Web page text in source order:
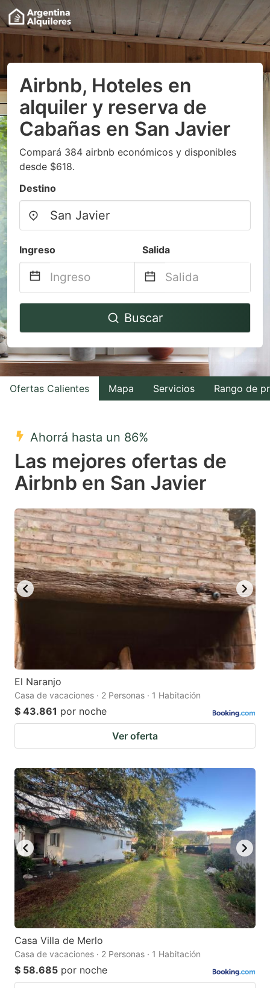
Airbnb, Hoteles en
alquiler y reserva de
Cabañas en San Javier
Compará 384 airbnb económicos y disponibles
desde $618.
Destino
Ingreso Salida
Navigate
to
interact
with
the
select
a
date.
the
question
mark
key
to
for
changing
dates.
Navigate
to
interact
with
the
a
date.
the
question
mark
key
to
get
keyboard
shortcuts
changing
Buscar
Ofertas Calientes Mapa Servicios Rango de
Ahorrá hasta un 86%
Las mejores ofertas de
Airbnb en San Javier
El Naranjo
Casa de vacaciones · 2 Personas · 1 Habitación
$ 43.861 por noche
Ver oferta
Casa Villa de Merlo
Casa de vacaciones · 2 Personas · 1 Habitación
$ 58.685 por noche